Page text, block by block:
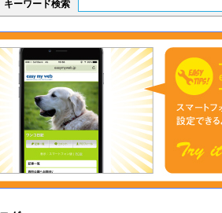
キーワード検索